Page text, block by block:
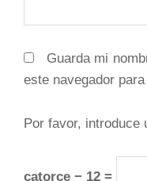
Guarda mi
este navegador
Por favor, introduce
catorce − 12 =